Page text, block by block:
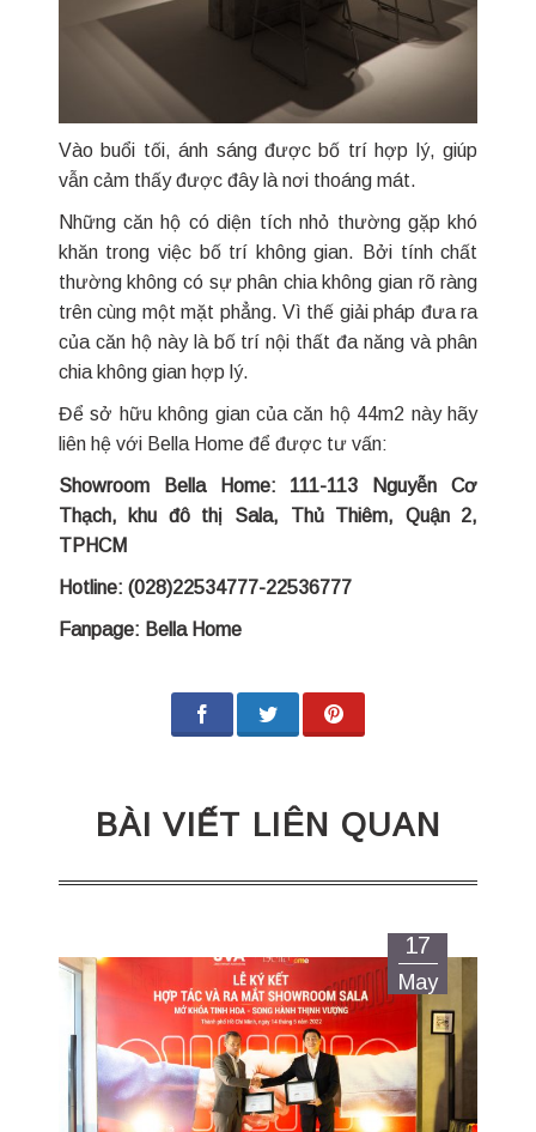
Vào buổi tối, ánh sáng được bố trí hợp lý, giúp
vẫn cảm thấy được đây là nơi thoáng mát.
Những căn hộ có diện tích nhỏ thường gặp khó
khăn trong việc bố trí không gian. Bởi tính chất
thường không có sự phân chia không gian rõ ràng
trên cùng một mặt phẳng. Vì thế giải pháp đưa ra
của căn hộ này là bố trí nội thất đa năng và phân
chia không gian hợp lý.
Để sở hữu không gian của căn hộ 44m2 này hãy
liên hệ với Bella Home để được tư vấn:
Showroom Bella Home: 111-113 Nguyễn Cơ
Thạch, khu đô thị Sala, Thủ Thiêm, Quận 2,
TPHCM
Hotline: (028)22534777-22536777
Fanpage: Bella Home
BÀI VIẾT LIÊN QUAN
17
May